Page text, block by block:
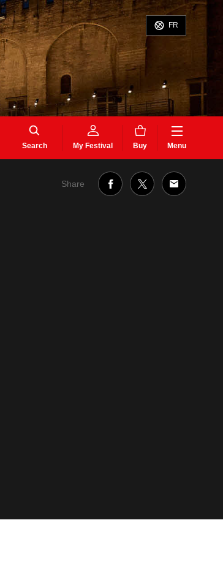
FR
Search My Festival Buy Menu
Share